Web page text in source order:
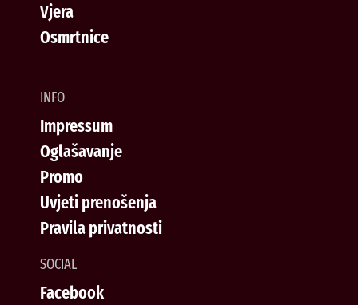
Vjera
Osmrtnice
INFO
Impressum
Oglašavanje
Promo
Uvjeti prenošenja
Pravila privatnosti
SOCIAL
Facebook